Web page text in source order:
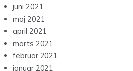
juni 2021
maj 2021
april 2021
marts 2021
februar 2021
januar 2021